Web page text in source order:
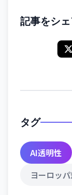
記事をシ
タグ
AI透明性
ヨーロッ